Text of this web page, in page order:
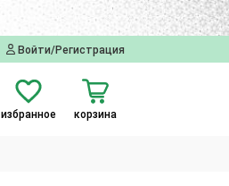
Войти/Регистрация
избранное корзина